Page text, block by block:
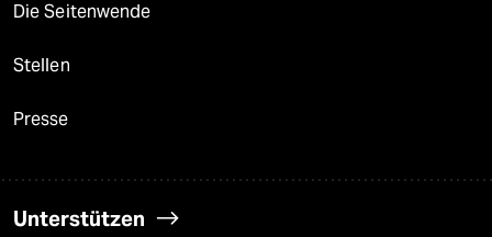
Die Seitenwende
Stellen
Presse
Unterstützen